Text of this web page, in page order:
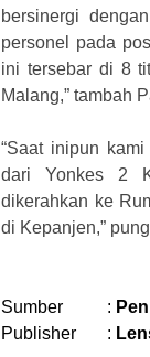
bersinergi
personel pada
ini tersebar di 8
Malang,” tambah
“Saat inipun
dari Yonkes 2
dikerahkan ke
di Kepanjen,”
Sumber :
Publisher
: